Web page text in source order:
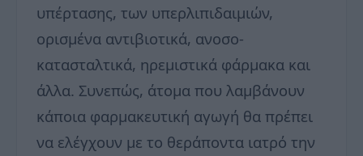
υπέρτασης, των υπερλιπιδαιμιών,
ορισμένα αντιβιοτικά, ανοσο-
κατασταλτικά, ηρεμιστικά φάρμακα και
άλλα. Συνεπώς, άτομα που λαμβάνουν
κάποια φαρμακευτική αγωγή θα πρέπει
να ελέγχουν με το θεράποντα ιατρό την